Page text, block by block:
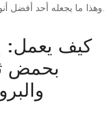
وهذا ما يجعله أحد أفضل أنواع التقشير الكيميائي الطبي في أبو ظبي.
كيف يعمل:
بحمض